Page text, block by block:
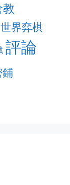
世界弈棋
評論
鋪